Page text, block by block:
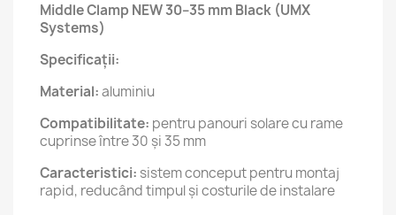
Middle Clamp NEW 30–35 mm Black (UMX
Systems)
Specificații:
Material:aluminiu
Compatibilitate: pentru panouri solare cu rame
cuprinse între 30 și 35 mm
Caracteristici: sistem conceput pentru montaj
rapid, reducând timpul și costurile de instalare